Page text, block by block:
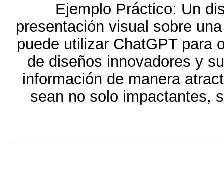
Ejemplo Práctico: Un
presentación visual sobre
puede utilizar ChatGPT para
de diseños innovadores y
información de manera
sean no solo impactantes,